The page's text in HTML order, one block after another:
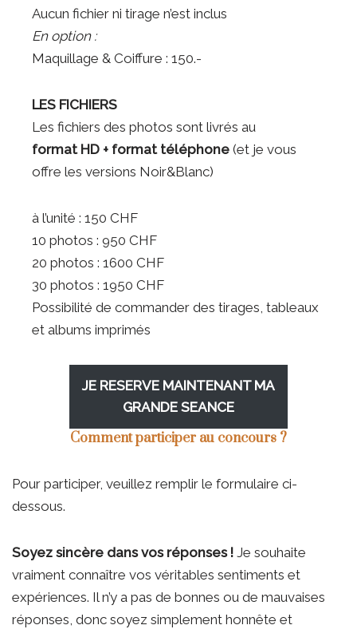
Aucun fichier ni tirage n’est inclus
En option :
Maquillage & Coiffure : 150.-
LES FICHIERS
Les fichiers des photos sont livrés au
format HD + format téléphone (et je vous
offre les versions Noir&Blanc)
à l’unité : 150 CHF
10 photos : 950 CHF
20 photos : 1600 CHF
30 photos : 1950 CHF
Possibilité de commander des tirages, tableaux
et albums imprimés
JE RESERVE MAINTENANT MA
GRANDE SEANCE
Comment participer au concours ?
Pour participer, veuillez remplir le formulaire ci-
dessous.
Soyez sincère dans vos réponses ! Je souhaite
vraiment connaître vos véritables sentiments et
expériences. Il n’y a pas de bonnes ou de mauvaises
réponses, donc soyez simplement honnête et